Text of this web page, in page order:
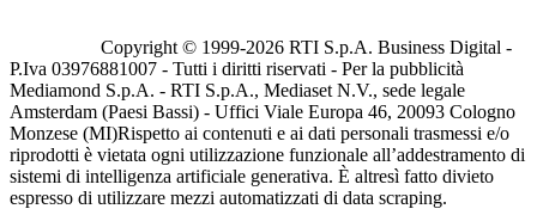
Copyright © 1999-2026 RTI S.p.A. Business Digital -
P.Iva 03976881007 - Tutti i diritti riservati - Per la pubblicità
Mediamond S.p.A. - RTI S.p.A., Mediaset N.V., sede legale
Amsterdam (Paesi Bassi) - Uffici Viale Europa 46, 20093 Cologno
Monzese (MI)Rispetto ai contenuti e ai dati personali trasmessi e/o
riprodotti è vietata ogni utilizzazione funzionale all’addestramento di
sistemi di intelligenza artificiale generativa. È altresì fatto divieto
espresso di utilizzare mezzi automatizzati di data scraping.